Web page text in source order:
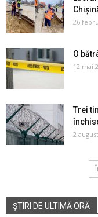
26
O
12 mai
Trei
2
ȘTIRI DE ULTIMĂ ORĂ